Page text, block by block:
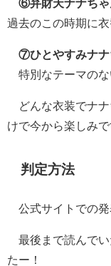
⑥弁財天ナナちゃ
過去のこの時期に衣
⑦ひとやすみナナ
特別なテーマのな
どんな衣装でナナ
けで今から楽しみで
判定方法
公式サイトでの発
最後まで読んでい
たー！